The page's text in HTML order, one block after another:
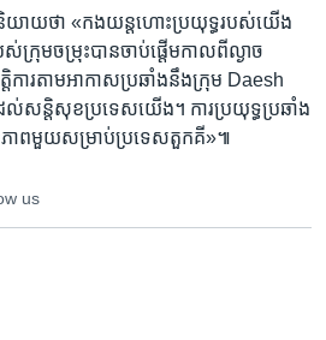
យាយ​ថា «កង​យន្តហោះ​ប្រយុទ្ធ​របស់​យើង​
រុម​ចម្រុះ​បាន​ចាប់ផ្តើម​កាលពី​ល្ងាច​
តិការ​តាម​អាកាស​ប្រឆាំង​នឹង​ក្រុម​ Daesh
សន្តិសុខ​ប្រទេស​យើង។​ ការ​ប្រយុទ្ធ​ប្រឆាំង​
ទិភាព​មួយ​សម្រាប់​ប្រទេស​តួកគី»៕
us